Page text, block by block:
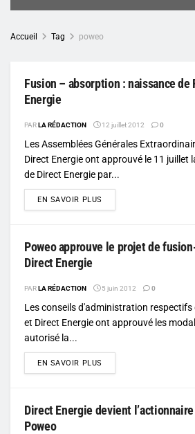
Accueil Tag poweo
Fusion – absorption : naissance de
Energie
PARLA RÉDACTION 12 juillet 2012 0
Les Assemblées Générales
Direct Energie ont approuvé le 11 juillet
de Direct Energie par...
EN SAVOIR PLUS
Poweo approuve le projet de
Direct Energie
PARLA RÉDACTION 5 juin 2012 0
Les conseils d'administration respectifs
et Direct Energie ont approuvé les
autorisé la...
EN SAVOIR PLUS
Direct Energie devient
Poweo